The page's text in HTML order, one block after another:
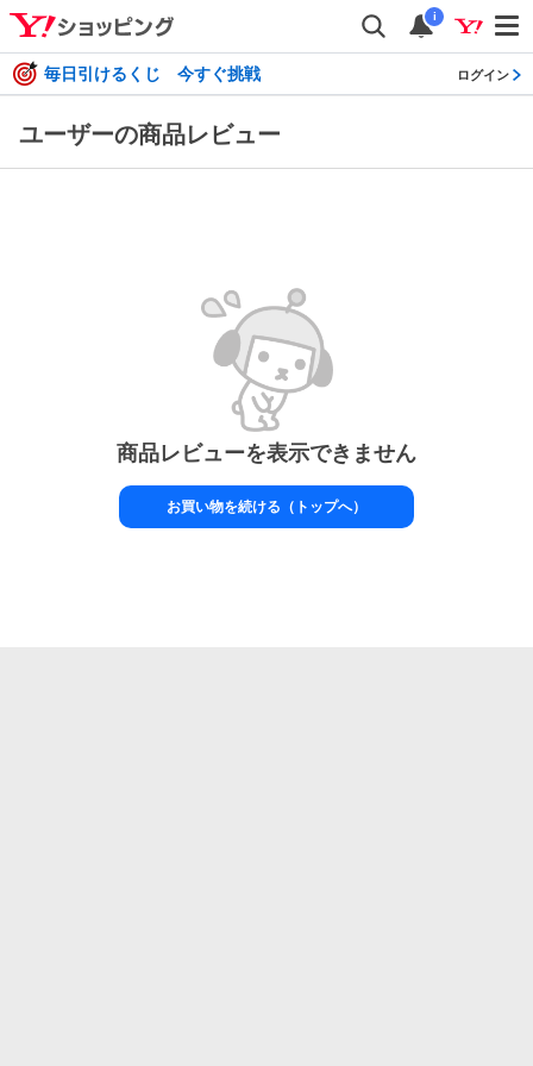
i
毎日引けるくじ 今すぐ挑戦 ログイン
ユーザーの商品レビュー
商品レビューを表示できません
お買い物を続ける（トップへ）